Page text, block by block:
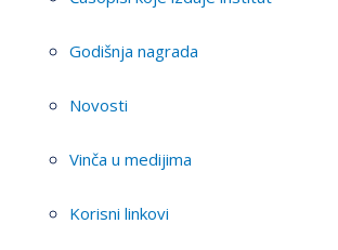
Godišnja nagrada
Novosti
Vinča u medijima
Korisni linkovi